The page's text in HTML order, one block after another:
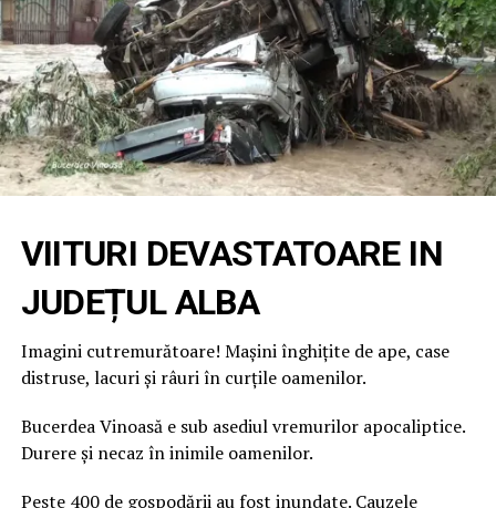
VIITURI DEVASTATOARE IN
JUDEȚUL ALBA
Imagini cutremurătoare! Maşini înghiţite de ape, case
distruse, lacuri şi râuri în curţile oamenilor.
Bucerdea Vinoasă e sub asediul vremurilor apocaliptice.
Durere şi necaz în inimile oamenilor.
Peste 400 de gospodării au fost inundate. Cauzele